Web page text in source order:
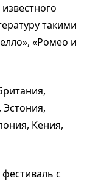
такими
«Ромео и
Кения,
с